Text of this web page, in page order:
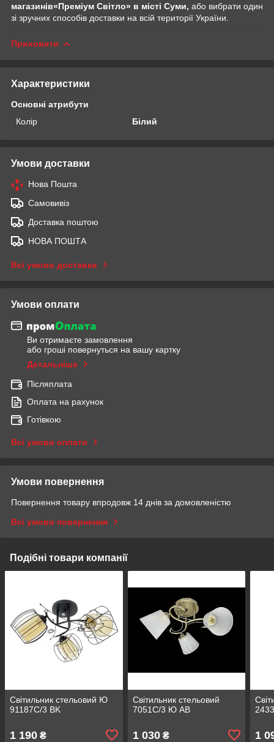
магазинів«Преміум Світло» в місті Суми, або вибрати один
зі зручних способів доставки на всій території України.
Приховати
Характеристики
Основні атрибути
Колір
Білий
Умови доставки
Нова Пошта
Самовивіз
Доставка поштою
НОВА ПОШТА
Всі умови доставки
Умови оплати
Ви отримаєте замовлення
або гроші повернуться на вашу картку
Детальніше
Післяплата
Оплата на рахунок
Готівкою
Всі умови оплати
Умови повернення
Повернення товару впродовж 14 днів за домовленістю
Всі умови повернення
Подібні товари компанії
Світильник стельовий Ю
91187C/3 BK
1 190 ₴
Світильник стельовий
7051C/3 Ю AB
1 030₴ 1